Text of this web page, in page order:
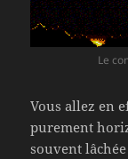
Le
Vous allez en
purement
souvent